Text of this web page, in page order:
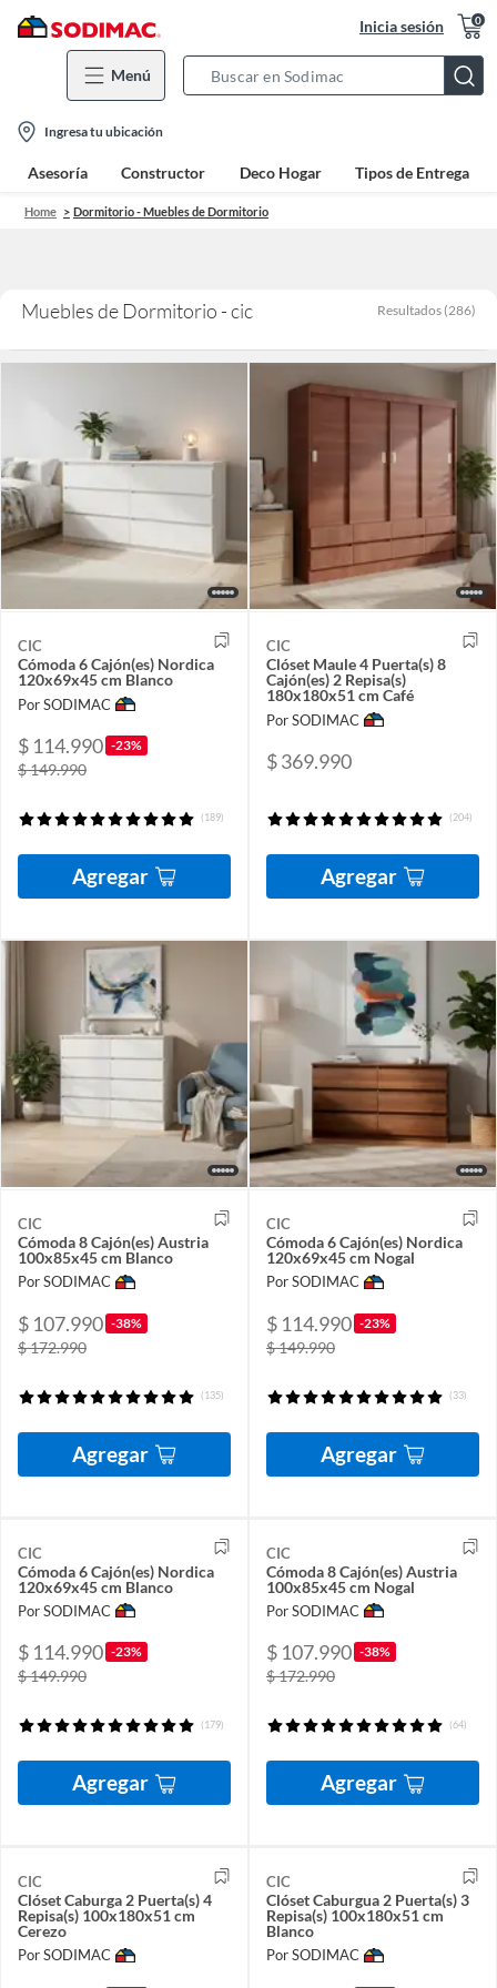
Inicia sesión 0
Menú
Bar
location-
icon
Ingresa tu ubicación
Asesoría Constructor Deco Hogar Tipos de Entrega
Home Dormitorio - Muebles de Dormitorio
Muebles de Dormitorio - cic Resultados (286)
CIC
Cómoda 6 Cajón(es) Nordica
120x69x45 cm Blanco
Por SODIMAC
$ 114.990 -23%
$ 149.990
(189)
Agregar
CIC
Clóset Maule 4 Puerta(s) 8
Cajón(es) 2 Repisa(s)
180x180x51 cm Café
Por SODIMAC
$ 369.990
(204)
Agregar
CIC
Cómoda 8 Cajón(es) Austria
100x85x45 cm Blanco
Por SODIMAC
$ 107.990 -38%
$ 172.990
(135)
Agregar
CIC
Cómoda 6 Cajón(es) Nordica
120x69x45 cm Nogal
Por SODIMAC
$ 114.990 -23%
$ 149.990
(33)
Agregar
CIC
Cómoda 6 Cajón(es) Nordica
120x69x45 cm Blanco
Por SODIMAC
$ 114.990 -23%
$ 149.990
(179)
Agregar
CIC
Cómoda 8 Cajón(es) Austria
100x85x45 cm Nogal
Por SODIMAC
$ 107.990 -38%
$ 172.990
(64)
Agregar
CIC
Clóset Caburga 2 Puerta(s) 4
Repisa(s) 100x180x51 cm
Cerezo
Por SODIMAC
CIC
Clóset Caburgua 2 Puerta(s) 3
Repisa(s) 100x180x51 cm
Blanco
Por SODIMAC